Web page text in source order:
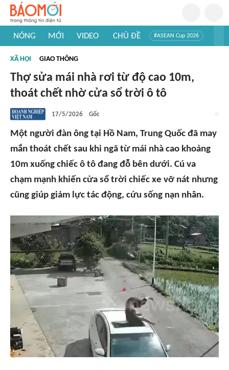
NÓNG MỚI VIDEO CHỦ ĐỀ #ASEAN Cup 2026
#Khám phá thế giới
XÃ HỘI GIAO THÔNG
Thợ sửa mái nhà rơi từ độ cao 10m,
thoát chết nhờ cửa sổ trời ô tô
17/5/2026 Gốc
Một người đàn ông tại Hồ Nam, Trung Quốc đã may
mắn thoát chết sau khi ngã từ mái nhà cao khoảng
10m xuống chiếc ô tô đang đỗ bên dưới. Cú va
chạm mạnh khiến cửa sổ trời chiếc xe vỡ nát nhưng
cũng giúp giảm lực tác động, cứu sống nạn nhân.